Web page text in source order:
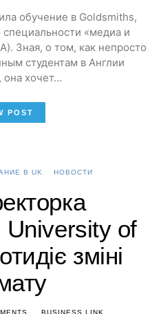
обучение в Goldsmiths,
«медиа и
Зная, о том, как непросто
студентам в Англии
она хочет…
POST
В UK НОВОСТИ
of
зміні
BUSINESS LINK